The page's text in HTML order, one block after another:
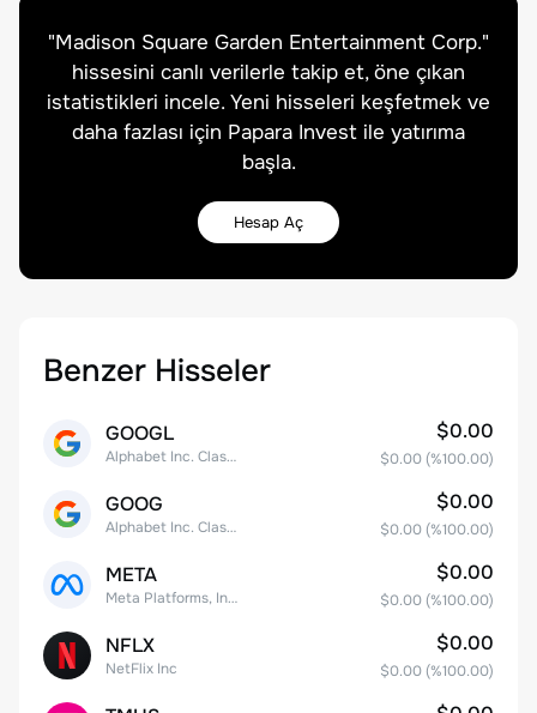
"Madison Square Garden Entertainment Corp."
hissesini canlı verilerle takip et, öne çıkan
istatistikleri incele. Yeni hisseleri keşfetmek ve
daha fazlası için Papara Invest ile yatırıma
başla.
Hesap Aç
Benzer Hisseler
GOOGL
Alphabet Inc. Class A Common Stock
$0.00
$0.00 (%100.00)
GOOG
Alphabet Inc. Class C Capital Stock
$0.00
$0.00 (%100.00)
META
Meta Platforms, Inc. Class A Common Stock
$0.00
$0.00 (%100.00)
NFLX
NetFlix Inc
$0.00
$0.00 (%100.00)